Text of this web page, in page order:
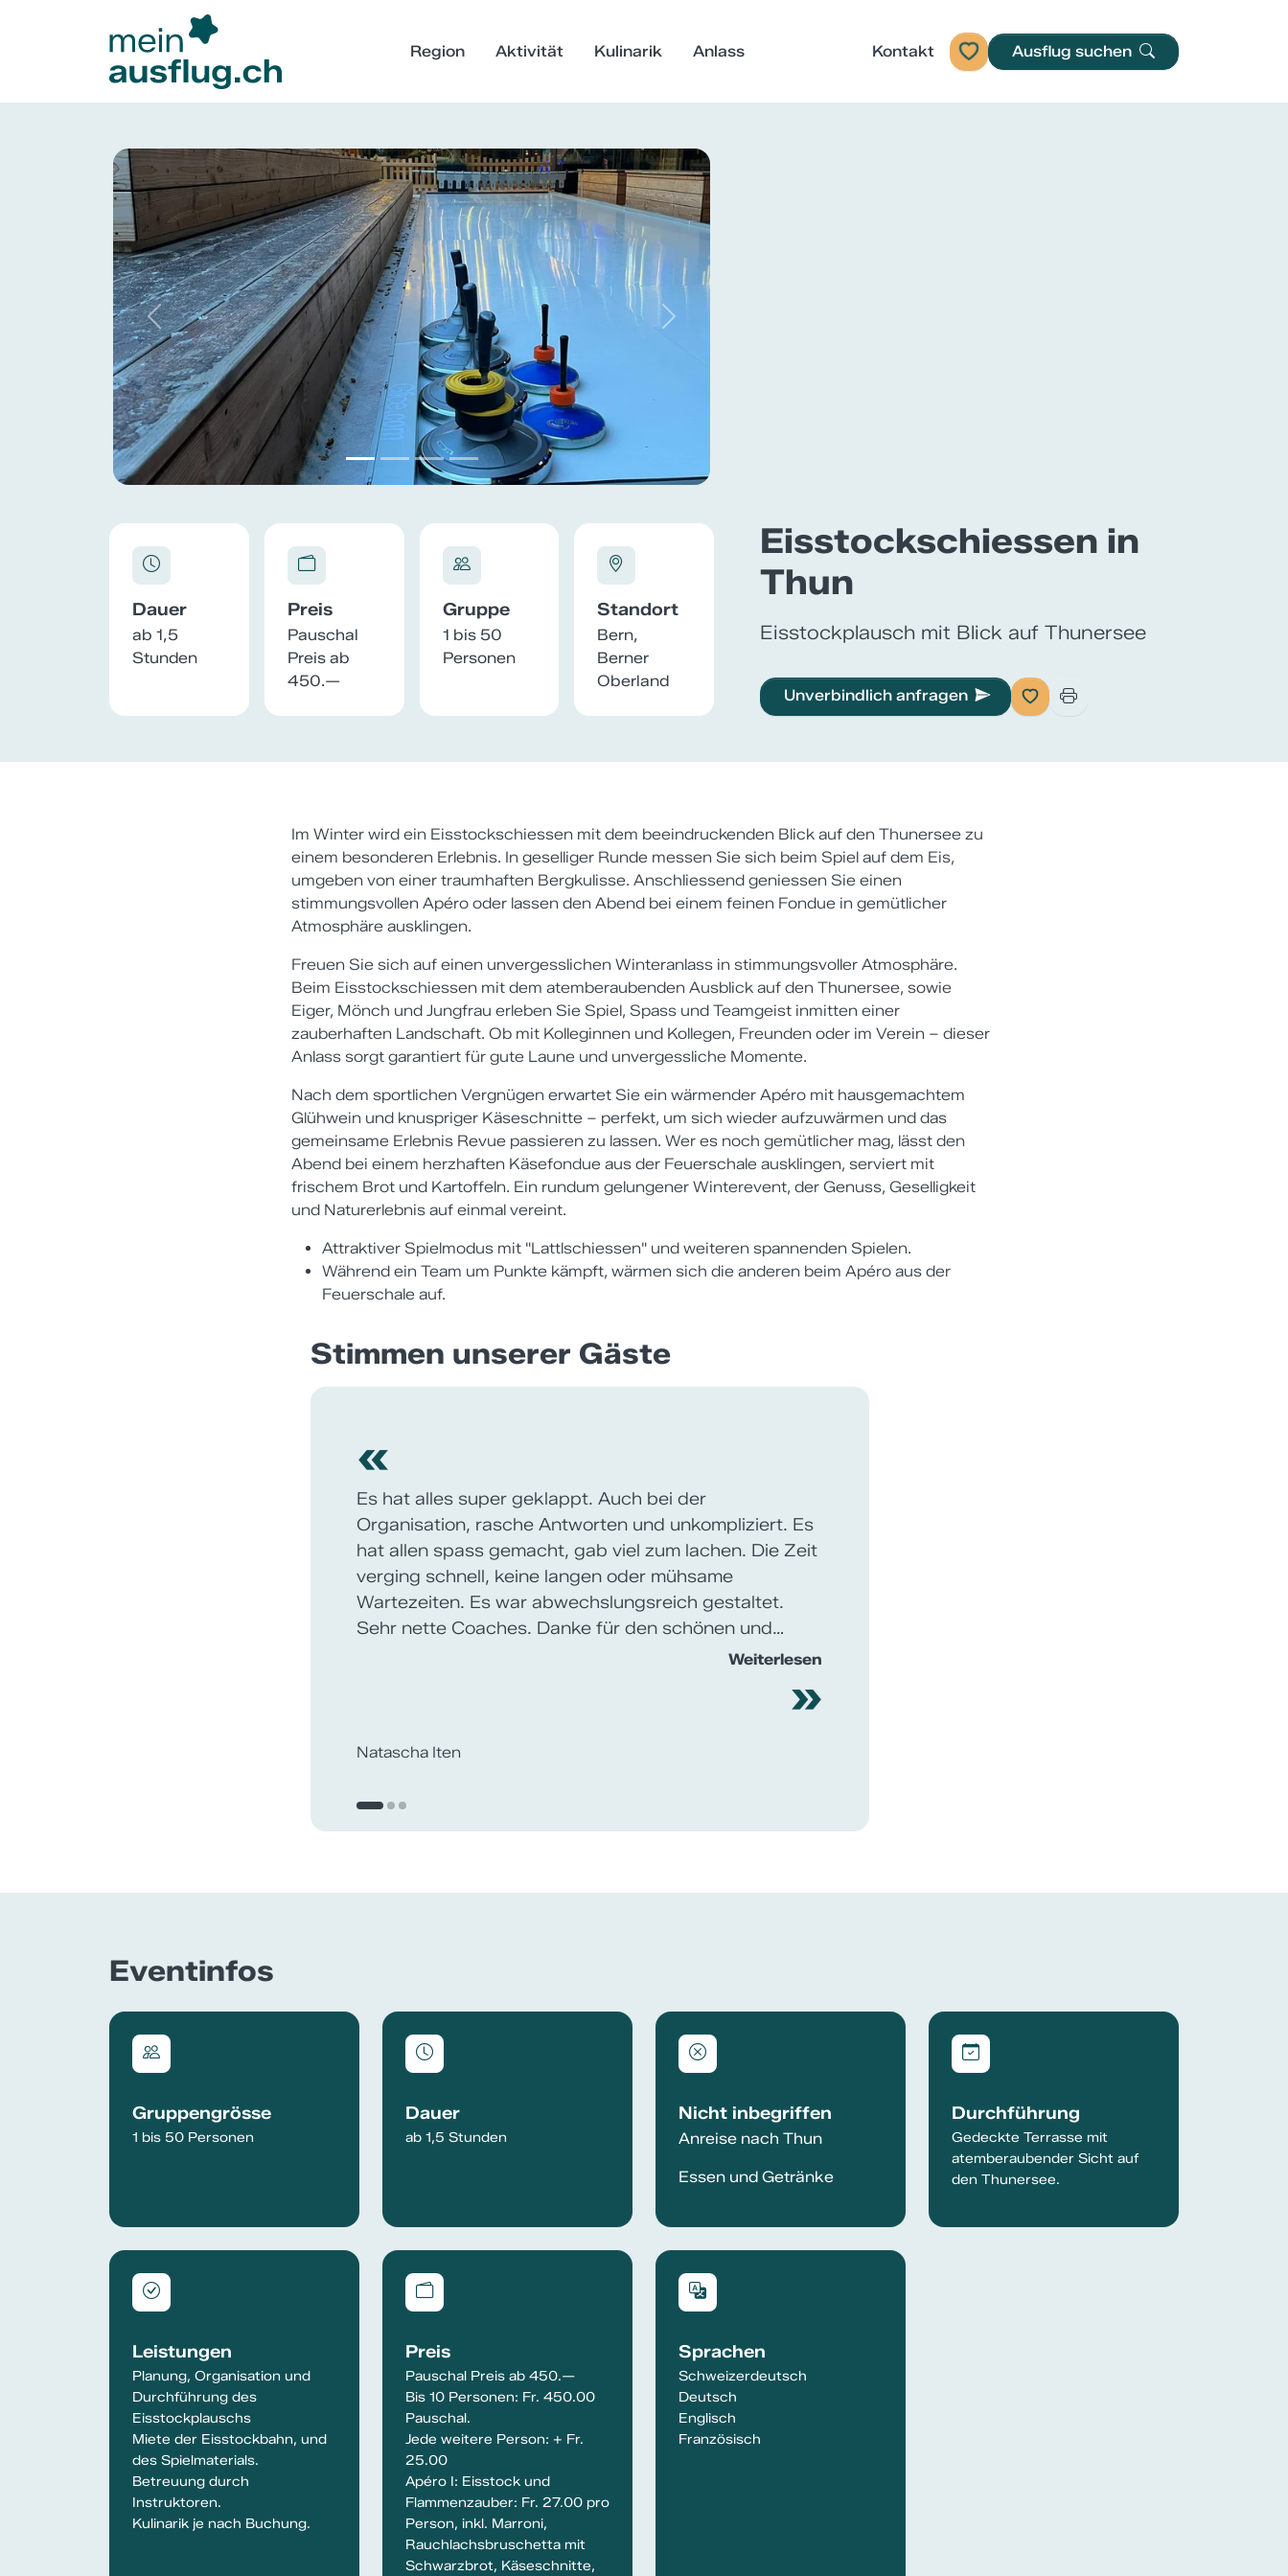
Region Aktivität Kulinarik Anlass Kontakt Ausflug suchen
Previous Next
Dauer
ab 1,5
Stunden
Preis
Pauschal
Preis ab
450.—
Gruppe
1 bis 50
Personen
Standort
Bern,
Berner
Oberland
Eisstockschiessen in
Thun
Eisstockplausch mit Blick auf Thunersee
Unverbindlich anfragen
Im Winter wird ein Eisstockschiessen mit dem beeindruckenden Blick auf den Thunersee zu
einem besonderen Erlebnis. In geselliger Runde messen Sie sich beim Spiel auf dem Eis,
umgeben von einer traumhaften Bergkulisse. Anschliessend geniessen Sie einen
stimmungsvollen Apéro oder lassen den Abend bei einem feinen Fondue in gemütlicher
Atmosphäre ausklingen.
Freuen Sie sich auf einen unvergesslichen Winteranlass in stimmungsvoller Atmosphäre.
Beim Eisstockschiessen mit dem atemberaubenden Ausblick auf den Thunersee, sowie
Eiger, Mönch und Jungfrau erleben Sie Spiel, Spass und Teamgeist inmitten einer
zauberhaften Landschaft. Ob mit Kolleginnen und Kollegen, Freunden oder im Verein – dieser
Anlass sorgt garantiert für gute Laune und unvergessliche Momente.
Nach dem sportlichen Vergnügen erwartet Sie ein wärmender Apéro mit hausgemachtem
Glühwein und knuspriger Käseschnitte – perfekt, um sich wieder aufzuwärmen und das
gemeinsame Erlebnis Revue passieren zu lassen. Wer es noch gemütlicher mag, lässt den
Abend bei einem herzhaften Käsefondue aus der Feuerschale ausklingen, serviert mit
frischem Brot und Kartoffeln. Ein rundum gelungener Winterevent, der Genuss, Geselligkeit
und Naturerlebnis auf einmal vereint.
Attraktiver Spielmodus mit "Lattlschiessen" und weiteren spannenden Spielen.
Während ein Team um Punkte kämpft, wärmen sich die anderen beim Apéro aus der
Feuerschale auf.
Stimmen unserer Gäste
«
Unser kleiner Betriebsausflug von letzter Woche,
wurde, wenn auch kurzfristig und spontan organisiert,
zum vollen Erfolg. Niemand von uns kennte zuvor das
Eisstockschiessen. Dank der sehr guten, freundlichen
und kompetenten Anleitung und Einführung in die
Sportart hatten wir vom ersten Augenblick an Spass
Weiterlesen
»
Daniel König
Eventinfos
Gruppengrösse
1 bis 50 Personen
Dauer
ab 1,5 Stunden
Nicht inbegriffen
Anreise nach Thun
Essen und Getränke
Durchführung
Gedeckte Terrasse mit
atemberaubender Sicht auf
den Thunersee.
Leistungen
Planung, Organisation und
Durchführung des
Eisstockplauschs
Miete der Eisstockbahn, und
des Spielmaterials.
Betreuung durch
Instruktoren.
Kulinarik je nach Buchung.
Preis
Pauschal Preis ab 450.—
Bis 10 Personen: Fr. 450.00
Pauschal.
Jede weitere Person: + Fr.
25.00
Apéro I: Eisstock und
Flammenzauber: Fr. 27.00 pro
Person, inkl. Marroni,
Rauchlachsbruschetta mit
Schwarzbrot, Käseschnitte,
Sprachen
Schweizerdeutsch
Deutsch
Englisch
Französisch